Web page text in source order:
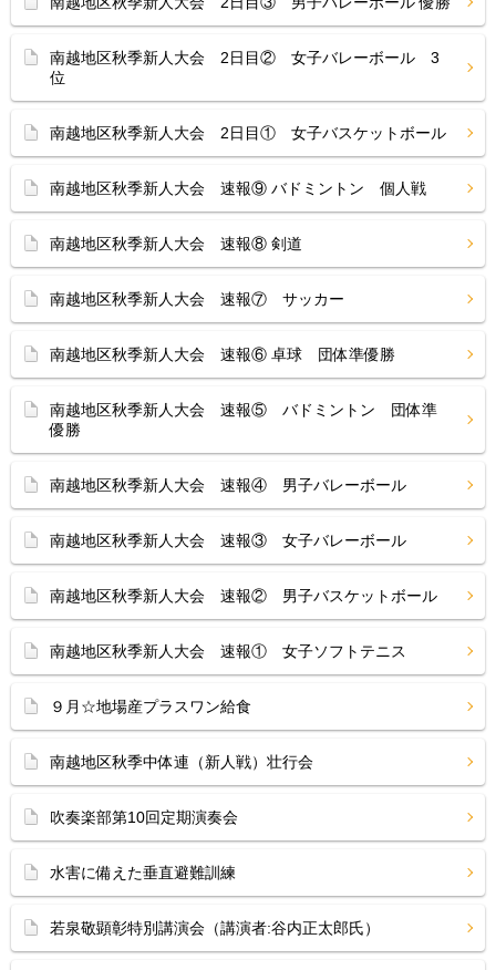
南越地区秋季新人大会 2日目② 女子バレーボール 3
位
南越地区秋季新人大会 2日目① 女子バスケットボール
南越地区秋季新人大会 速報⑨ バドミントン 個人戦
南越地区秋季新人大会 速報⑧ 剣道
南越地区秋季新人大会 速報⑦ サッカー
南越地区秋季新人大会 速報⑥ 卓球 団体準優勝
南越地区秋季新人大会 速報⑤ バドミントン 団体準
優勝
南越地区秋季新人大会 速報④ 男子バレーボール
南越地区秋季新人大会 速報③ 女子バレーボール
南越地区秋季新人大会 速報② 男子バスケットボール
南越地区秋季新人大会 速報① 女子ソフトテニス
９月☆地場産プラスワン給食
南越地区秋季中体連（新人戦）壮行会
吹奏楽部第10回定期演奏会
水害に備えた垂直避難訓練
若泉敬顕彰特別講演会（講演者:谷内正太郎氏）